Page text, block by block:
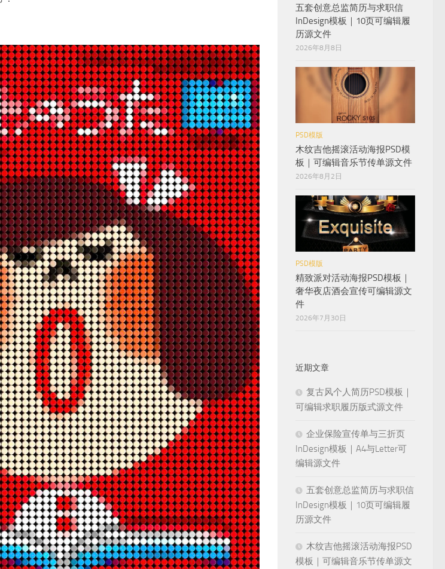
五套创意总监简历与求职信
InDesign模板｜10页可编辑履
历源文件
2026年8月8日
PSD模版
木纹吉他摇滚活动海报PSD模
板｜可编辑音乐节传单源文件
2026年8月2日
PSD模版
精致派对活动海报PSD模板｜
奢华夜店酒会宣传可编辑源文
件
2026年7月30日
近期文章
复古风个人简历PSD模板｜
可编辑求职履历版式源文件
企业保险宣传单与三折页
InDesign模板｜A4与Letter可
编辑源文件
五套创意总监简历与求职信
InDesign模板｜10页可编辑履
历源文件
木纹吉他摇滚活动海报PSD
模板｜可编辑音乐节传单源文